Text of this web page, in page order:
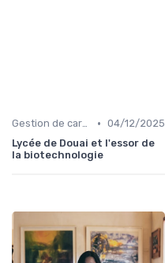
Gestion de carrière • 04/12/2025
Lycée de Douai et l'essor de
la biotechnologie